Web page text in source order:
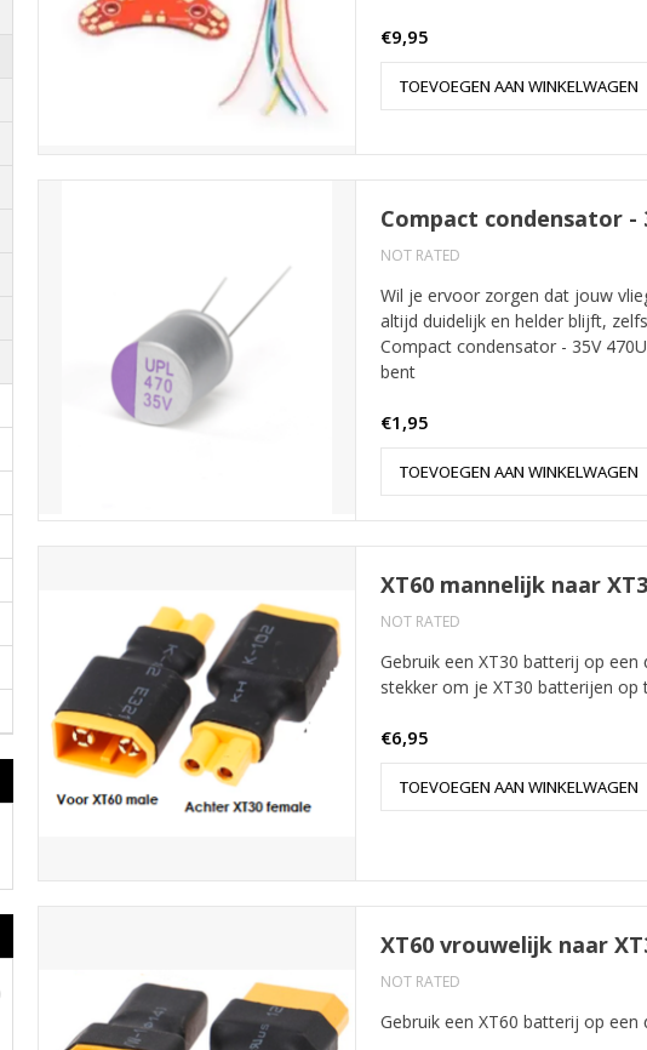
€9,95
TOEVOEGEN AAN WINKELWAGEN
Compact condensator -
NOT RATED
Wil je ervoor zorgen dat jouw
altijd duidelijk en helder blijft,
Compact condensator - 35V
bent
€1,95
TOEVOEGEN AAN WINKELWAGEN
XT60 mannelijk naar
NOT RATED
Gebruik een XT30 batterij op
stekker om je XT30 batterijen op
€6,95
TOEVOEGEN AAN WINKELWAGEN
XT60 vrouwelijk naar
NOT RATED
Gebruik een XT60 batterij op